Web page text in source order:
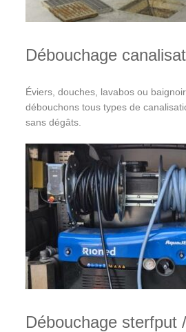
Débouchage
Éviers, douches, lavabos ou
débouchons tous types de
sans dégâts.
Débouchage sterfput